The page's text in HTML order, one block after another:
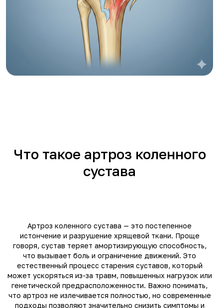
Что такое артроз коленного
сустава
Артроз коленного сустава — это постепенное
истончение и разрушение хрящевой ткани. Проще
говоря, сустав теряет амортизирующую способность,
что вызывает боль и ограничение движений. Это
естественный процесс старения суставов, который
может ускоряться из-за травм, повышенных нагрузок или
генетической предрасположенности. Важно понимать,
что артроз не излечивается полностью, но современные
подходы позволяют значительно снизить симптомы и